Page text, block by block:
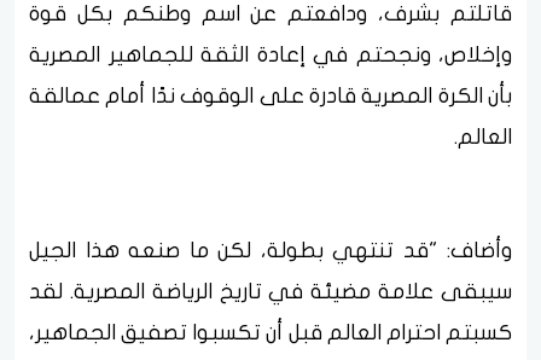
قاتلتم بشرف، ودافعتم عن اسم وطنكم بكل قوة
وإخلاص، ونجحتم في إعادة الثقة للجماهير المصرية
بأن الكرة المصرية قادرة على الوقوف ندًا أمام عمالقة
العالم.
وأضاف: "قد تنتهي بطولة، لكن ما صنعه هذا الجيل
سيبقى علامة مضيئة في تاريخ الرياضة المصرية. لقد
كسبتم احترام العالم قبل أن تكسبوا تصفيق الجماهير،